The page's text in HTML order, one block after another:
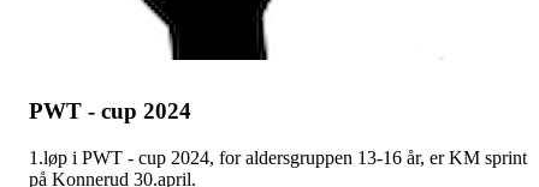
PWT - cup 2024
1.løp i PWT - cup 2024, for aldersgruppen 13-16 år, er KM sprint
på Konnerud 30.april.